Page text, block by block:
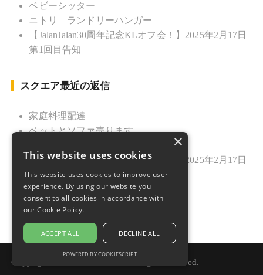
ベビーシッター
ニトリ ランドリーハンガー
【JalanJalan30周年記念KLオフ会！】2025年2月17日
第1回目告知
スクエア最近の返信
家庭料理配達
ベットとソファ売ります
【JalanJalan30周年記念KLオフ会！】2025年2月17日
第1回目告知
久しぶりのご挨拶
Copyright © 2021 Jalan Jalan. All rights reserved.
×
This website uses cookies
This website uses cookies to improve user
experience. By using our website you
consent to all cookies in accordance with
our Cookie Policy.
ACCEPT ALL DECLINE ALL
POWERED BY COOKIESCRIPT